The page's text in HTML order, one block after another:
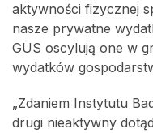
aktywności fizycznej
nasze prywatne
GUS oscylują one w
wydatków
„Zdaniem Instytutu
drugi nieaktywny